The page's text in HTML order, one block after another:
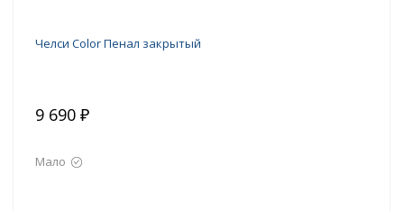
Челси Color Пенал закрытый
9 690 ₽
Мало